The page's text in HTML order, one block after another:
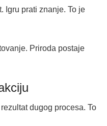
Igru prati znanje. To je
Priroda postaje
dugog procesa. To